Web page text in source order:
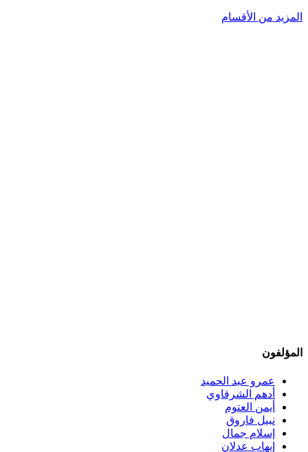
المزيد من الأقسام
المؤلفون
عمرو عبد الحميد
أدهم الشرقاوي
أيمن العتوم
نبيل فاروق
إسلام جمال
إيهاب عدلان